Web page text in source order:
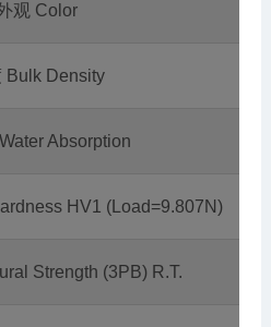
观 Color
Bulk Density
Absorption
HV1 (Load=9.807N)
Strength (3PB) R.T.